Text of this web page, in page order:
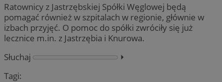
Ratownicy z Jastrzębskiej Spółki Węglowej będą
pomagać również w szpitalach w regionie, głównie w
izbach przyjęć. O pomoc do spółki zwróciły się już
lecznice m.in. z Jastrzębia i Knurowa.
Słuchaj
⏵︎
Tagi: